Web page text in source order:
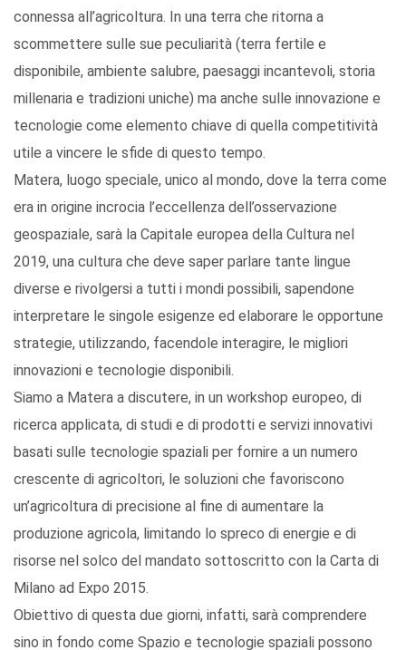
connessa all’agricoltura. In una terra che ritorna a
scommettere sulle sue peculiarità (terra fertile e
disponibile, ambiente salubre, paesaggi incantevoli, storia
millenaria e tradizioni uniche) ma anche sulle innovazione e
tecnologie come elemento chiave di quella competitività
utile a vincere le sfide di questo tempo.
Matera, luogo speciale, unico al mondo, dove la terra come
era in origine incrocia l’eccellenza dell’osservazione
geospaziale, sarà la Capitale europea della Cultura nel
2019, una cultura che deve saper parlare tante lingue
diverse e rivolgersi a tutti i mondi possibili, sapendone
interpretare le singole esigenze ed elaborare le opportune
strategie, utilizzando, facendole interagire, le migliori
innovazioni e tecnologie disponibili.
Siamo a Matera a discutere, in un workshop europeo, di
ricerca applicata, di studi e di prodotti e servizi innovativi
basati sulle tecnologie spaziali per fornire a un numero
crescente di agricoltori, le soluzioni che favoriscono
un’agricoltura di precisione al fine di aumentare la
produzione agricola, limitando lo spreco di energie e di
risorse nel solco del mandato sottoscritto con la Carta di
Milano ad Expo 2015.
Obiettivo di questa due giorni, infatti, sarà comprendere
sino in fondo come Spazio e tecnologie spaziali possono